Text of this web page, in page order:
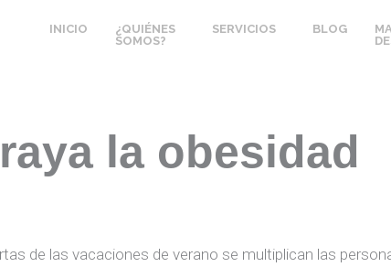
INICIO
¿QUIÉNES
SOMOS?
SERVICIOS BLOG
la obesidad
de las vacaciones de verano se multiplican las